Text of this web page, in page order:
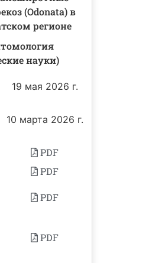
(Odonata) в
регионе
науки)
19 мая 2026 г.
10 марта 2026 г.
PDF
PDF
PDF
PDF